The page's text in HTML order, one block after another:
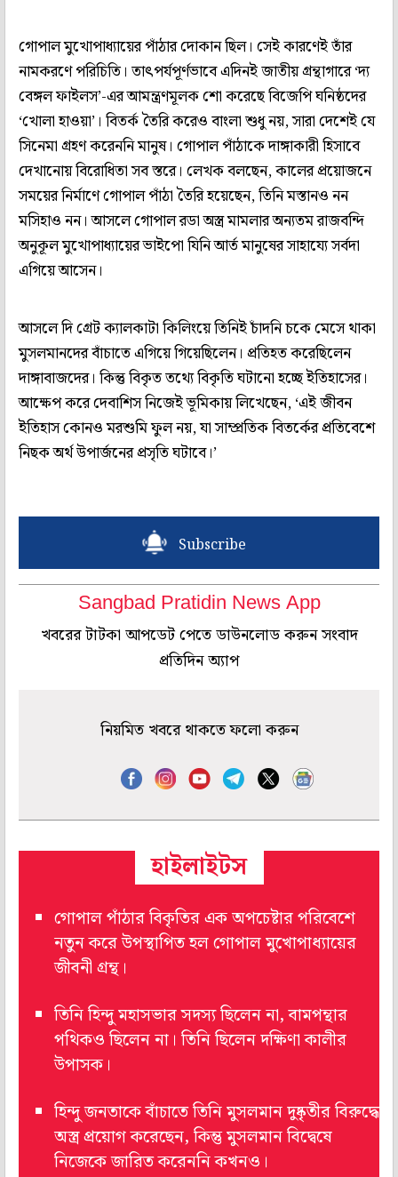
গোপাল মুখোপাধ‌্যায়ের পাঁঠার দোকান ছিল। সেই কারণেই তাঁর
নামকরণে পরিচিতি। তাৎপর্যপূর্ণভাবে এদিনই জাতীয় গ্রন্থাগারে ‘দ‌্য
বেঙ্গল ফাইলস’-এর আমন্ত্রণমূলক শো করেছে বিজেপি ঘনিষ্ঠদের
‘খোলা হাওয়া’। বিতর্ক তৈরি করেও বাংলা শুধু নয়, সারা দেশেই যে
সিনেমা গ্রহণ করেননি মানুষ। গোপাল পাঁঠাকে দাঙ্গাকারী হিসাবে
দেখানোয় বিরোধিতা সব স্তরে। লেখক বলছেন, কালের প্রয়োজনে
সময়ের নির্মাণে গোপাল পাঁঠা তৈরি হয়েছেন, তিনি মস্তানও নন
মসিহাও নন। আসলে গোপাল রডা অস্ত্র মামলার অন‌্যতম রাজবন্দি
অনুকূল মুখোপাধ‌্যায়ের ভাইপো যিনি আর্ত মানুষের সাহায্যে সর্বদা
এগিয়ে আসেন।
আসলে দি গ্রেট ক‌্যালকাটা কিলিংয়ে তিনিই চাঁদনি চকে মেসে থাকা
মুসলমানদের বাঁচাতে এগিয়ে গিয়েছিলেন। প্রতিহত করেছিলেন
দাঙ্গাবাজদের। কিন্তু বিকৃত তথ্যে বিকৃতি ঘটানো হচ্ছে ইতিহাসের।
আক্ষেপ করে দেবাশিস নিজেই ভূমিকায় লিখেছেন, ‘এই জীবন
ইতিহাস কোনও মরশুমি ফুল নয়, যা সাম্প্রতিক বিতর্কের প্রতিবেশে
নিছক অর্থ উপার্জনের প্রসৃতি ঘটাবে।’
Subscribe
Sangbad Pratidin News App
খবরের টাটকা আপডেট পেতে ডাউনলোড করুন সংবাদ
প্রতিদিন অ্যাপ
নিয়মিত খবরে থাকতে ফলো করুন
হাইলাইটস
গোপাল পাঁঠার বিকৃতির এক অপচেষ্টার পরিবেশে
নতুন করে উপস্থাপিত হল গোপাল মুখোপাধ‌্যায়ের
জীবনী গ্রন্থ।
তিনি হিন্দু মহাসভার সদস‌্য ছিলেন না, বামপন্থার
পথিকও ছিলেন না। তিনি ছিলেন দক্ষিণা কালীর
উপাসক।
হিন্দু জনতাকে বাঁচাতে তিনি মুসলমান দুষ্কৃতীর বিরুদ্ধে
অস্ত্র প্রয়োগ করেছেন, কিন্তু মুসলমান বিদ্বেষে
নিজেকে জারিত করেননি কখনও।